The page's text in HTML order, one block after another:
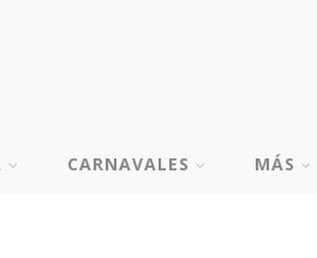
CARNAVALES MÁS